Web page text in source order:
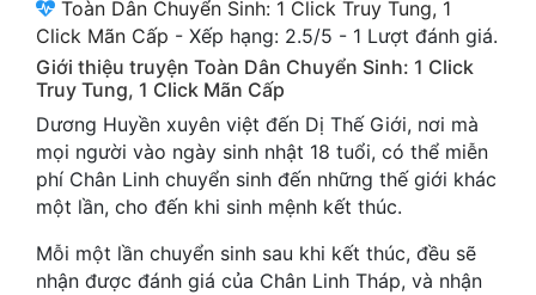
Dị Năng
Gia Đấu
Góc Nhìn Nam
Góc Nhìn Nữ
Huyền Nghi
Toàn Dân Chuyển Sinh: 1 Click Truy Tung, 1
Click Mãn Cấp - Xếp hạng: 2.5/5 - 1 Lượt đánh giá.
Giới thiệu truyện Toàn Dân Chuyển Sinh: 1 Click
Truy Tung, 1 Click Mãn Cấp
Dương Huyền xuyên việt đến Dị Thế Giới, nơi mà
mọi người vào ngày sinh nhật 18 tuổi, có thể miễn
phí Chân Linh chuyển sinh đến những thế giới khác
một lần, cho đến khi sinh mệnh kết thúc.
Mỗi một lần chuyển sinh sau khi kết thúc, đều sẽ
nhận được đánh giá của Chân Linh Tháp, và nhận